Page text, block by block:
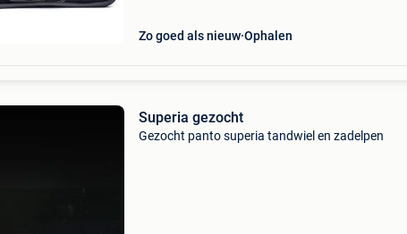
Zo goed als nieuw Ophalen
Superia gezocht
Gezocht panto superia tandwiel en zadelpen